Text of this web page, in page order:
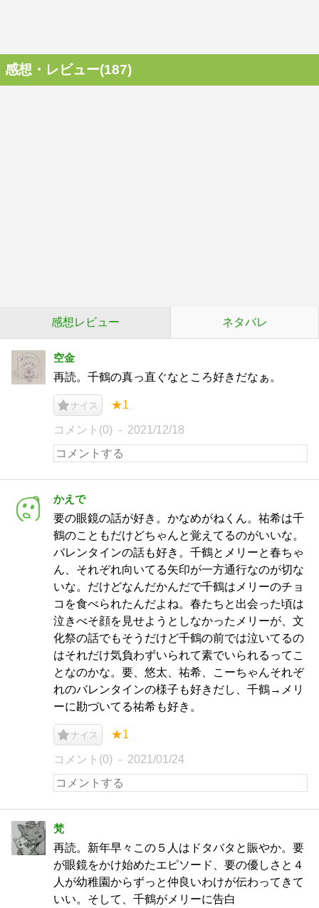
感想・レビュー(187)
感想レビュー ネタバレ
空金
再読。千鶴の真っ直ぐなところ好きだなぁ。
ナイス ★1
コメント(0) 2021/12/18
かえで
要の眼鏡の話が好き。かなめがねくん。祐希は千
鶴のこともだけどちゃんと覚えてるのがいいな。
バレンタインの話も好き。千鶴とメリーと春ちゃ
ん、それぞれ向いてる矢印が一方通行なのが切な
いな。だけどなんだかんだで千鶴はメリーのチョ
コを食べられたんだよね。春たちと出会った頃は
泣きべそ顔を見せようとしなかったメリーが、文
化祭の話でもそうだけど千鶴の前では泣いてるの
はそれだけ気負わずいられて素でいられるってこ
となのかな。要、悠太、祐希、こーちゃんそれぞ
れのバレンタインの様子も好きだし、千鶴→メリ
ーに勘づいてる祐希も好き。
ナイス ★1
コメント(0) 2021/01/24
梵
再読。新年早々この５人はドタバタと賑やか。要
が眼鏡をかけ始めたエピソード、要の優しさと４
人が幼稚園からずっと仲良いわけが伝わってきて
いい。そして、千鶴がメリーに告白